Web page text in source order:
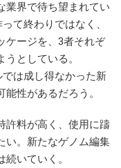
業界で待ち望まれてい
て終わりではなく、
ケージを、3者それぞ
としている。
は成し得なかった新
性があるだろう。
許料が高く、使用に躊
い。新たなゲノム編集
いていく。